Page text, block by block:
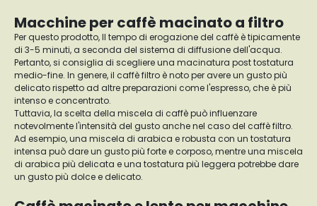
Macchine per caffè macinato a filtro
Per questo prodotto, Il tempo di erogazione del caffè è tipicamente
di 3-5 minuti, a seconda del sistema di diffusione dell'acqua.
Pertanto, si consiglia di scegliere una macinatura post tostatura
medio-fine. In genere, il caffè filtro è noto per avere un gusto più
delicato rispetto ad altre preparazioni come l'espresso, che è più
intenso e concentrato.
Tuttavia, la scelta della miscela di caffè può influenzare
notevolmente l'intensità del gusto anche nel caso del caffè filtro.
Ad esempio, una miscela di arabica e robusta con un tostatura
intensa può dare un gusto più forte e corposo, mentre una miscela
di arabica più delicata e una tostatura più leggera potrebbe dare
un gusto più dolce e delicato.